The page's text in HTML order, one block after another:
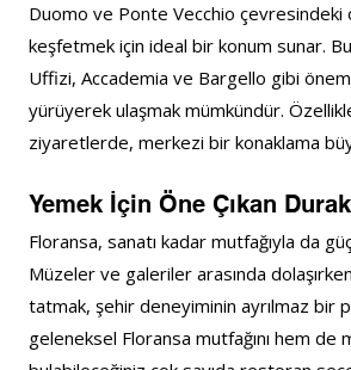
Duomo ve Ponte Vecchio çevresindeki
keşfetmek için ideal bir konum sunar.
Uffizi, Accademia ve Bargello gibi
yürüyerek ulaşmak mümkündür.
ziyaretlerde, merkezi bir konaklama
Yemek İçin Öne Çıkan
Floransa, sanatı kadar mutfağıyla da
Müzeler ve galeriler arasında
tatmak, şehir deneyiminin ayrılmaz bir
geleneksel Floransa mutfağını hem de